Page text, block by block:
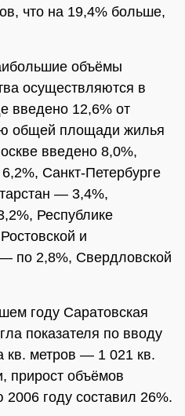
что на 19,4% больше,
объёмы
осуществляются в
введено 12,6% от
общей площади жилья
введено 8,0%,
Санкт-Петербурге
— 3,4%,
Республике
и
по 2,8%, Свердловской
году Саратовская
показателя по вводу
метров — 1 021 кв.
прирост объёмов
2006 году составил 26%.